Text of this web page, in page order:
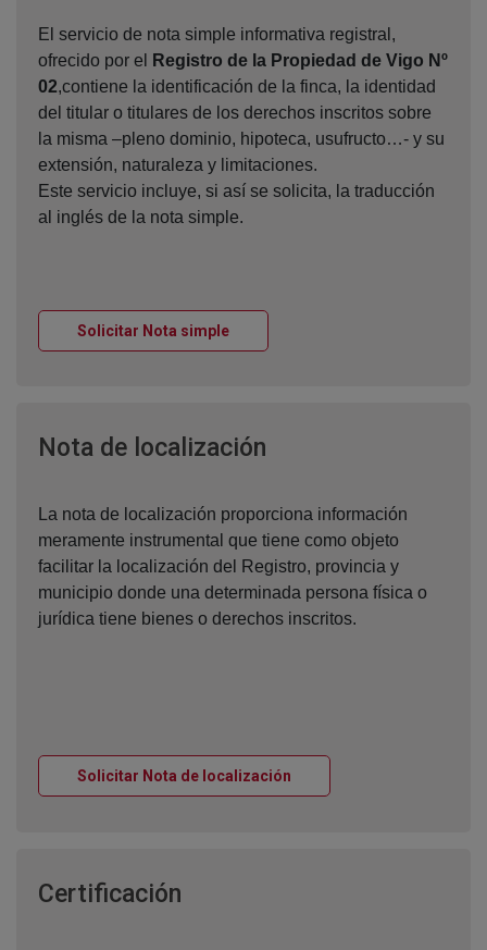
El servicio de nota simple informativa registral,
ofrecido por el
Registro de la Propiedad de Vigo Nº
02,contiene la identificación de la finca, la identidad
del titular o titulares de los derechos inscritos sobre
la misma –pleno dominio, hipoteca, usufructo…- y su
extensión, naturaleza y limitaciones.
Este servicio incluye, si así se solicita, la traducción
al inglés de la nota simple.
Solicitar Nota simpleVentana nueva
Nota de localización
La nota de localización proporciona información
meramente instrumental que tiene como objeto
facilitar la localización del Registro, provincia y
municipio donde una determinada persona física o
jurídica tiene bienes o derechos inscritos.
Solicitar Nota de localización
Certificación